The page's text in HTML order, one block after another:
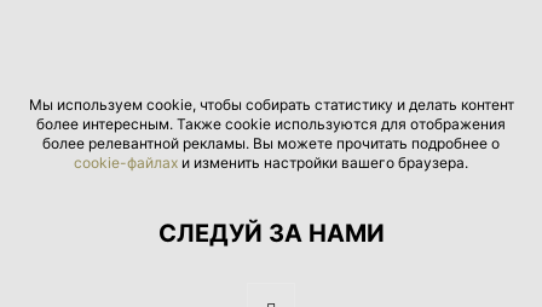
Мы используем cookie, чтобы собирать статистику и делать контент
более интересным. Также cookie используются для отображения
более релевантной рекламы. Вы можете прочитать подробнее о
cookie-файлах и изменить настройки вашего браузера.
СЛЕДУЙ ЗА НАМИ